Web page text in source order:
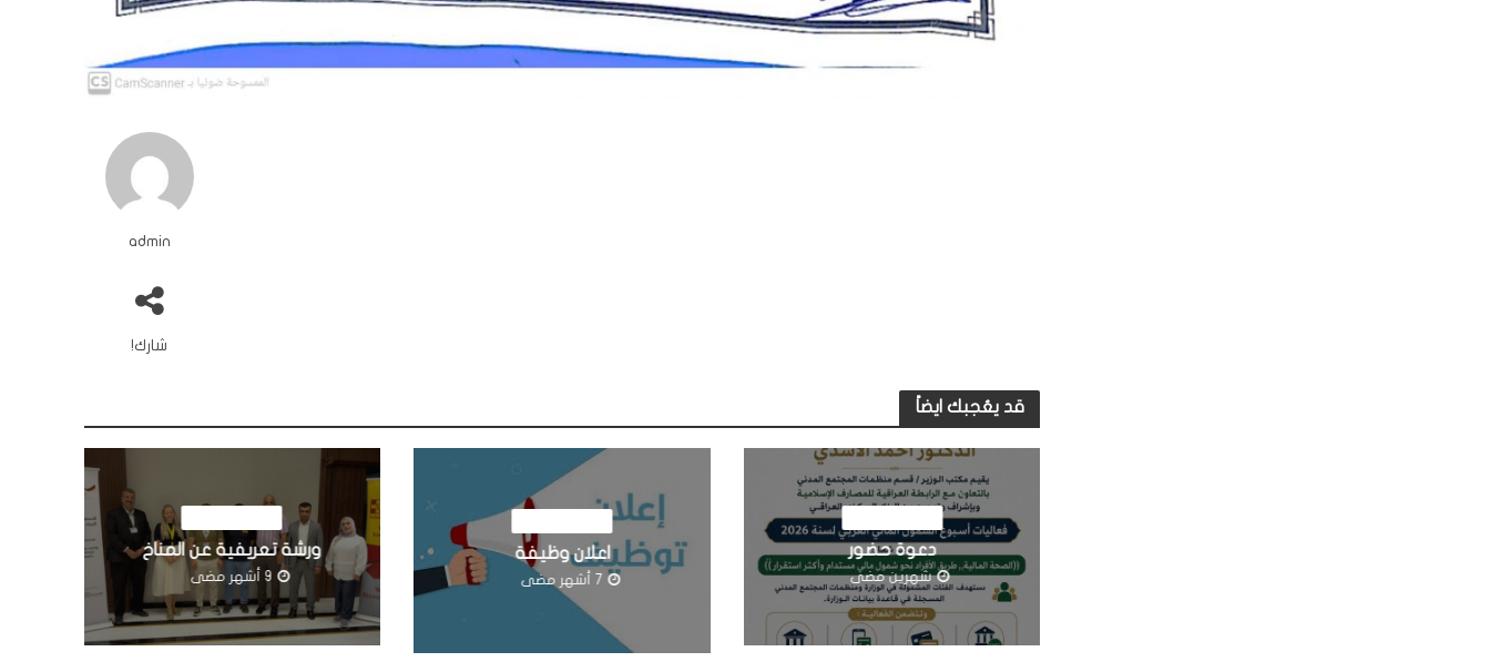
admin
شارك!
قد يعُجبك ايضاً
دعوة حضور
شهرين مضى
اعلان وظيفة
7 أشهر مضى
ورشة تعريفية عن المناخ
9 أشهر مضى